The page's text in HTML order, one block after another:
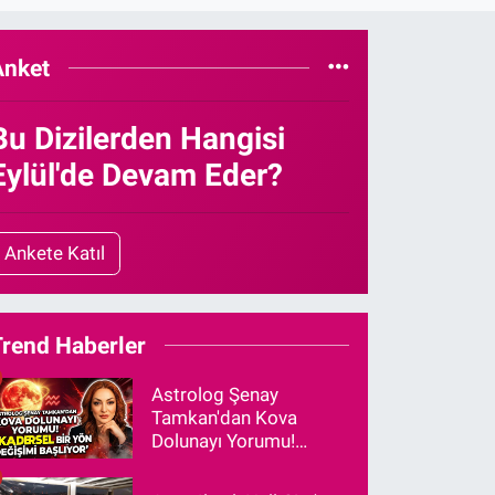
Dizilerden Hangisi
Devam Eder?
Ankete Katıl
Haberler
Astrolog Şenay
Tamkan'dan Kova
Dolunayı Yorumu!